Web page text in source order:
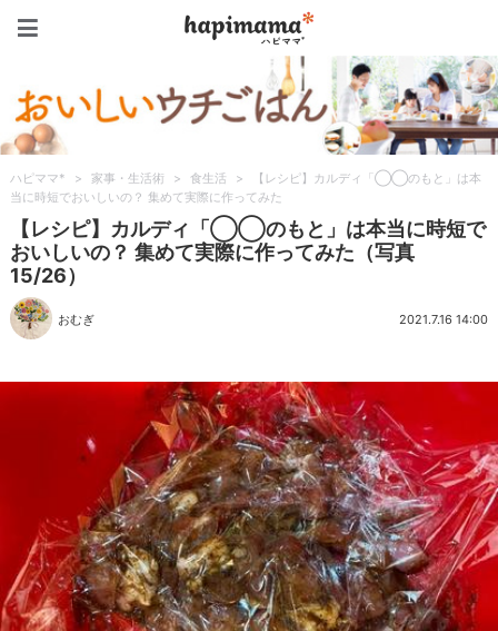
ハピママ* > 家事・生活術 > 食生活 >
【レシピ】カルディ「◯◯のもと」は本
当に時短でおいしいの？ 集めて実際に作ってみた
【レシピ】カルディ「◯◯のもと」は本当に時短で
おいしいの？ 集めて実際に作ってみた（写真
15/26）
おむぎ 2021.7.16 14:00